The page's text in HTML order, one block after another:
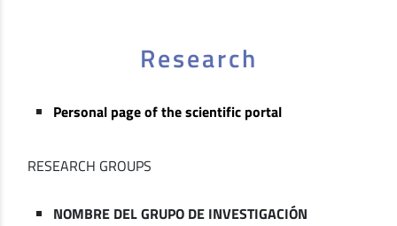
Research
Personal page of the scientific portal
RESEARCH GROUPS
NOMBRE DEL GRUPO DE INVESTIGACIÓN